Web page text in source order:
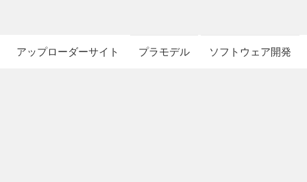
アップローダーサイト プラモデル ソフトウェア開発